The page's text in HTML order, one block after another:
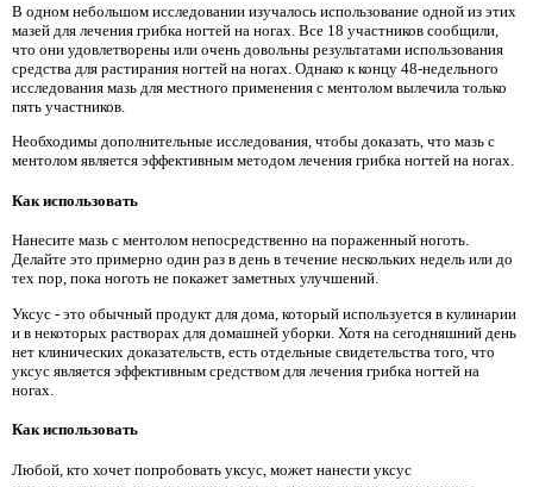
В одном небольшом исследовании изучалось использование одной из этих
мазей для лечения грибка ногтей на ногах. Все 18 участников сообщили,
что они удовлетворены или очень довольны результатами использования
средства для растирания ногтей на ногах. Однако к концу 48-недельного
исследования мазь для местного применения с ментолом вылечила только
пять участников.
Необходимы дополнительные исследования, чтобы доказать, что мазь с
ментолом является эффективным методом лечения грибка ногтей на ногах.
Как использовать
Нанесите мазь с ментолом непосредственно на пораженный ноготь.
Делайте это примерно один раз в день в течение нескольких недель или до
тех пор, пока ноготь не покажет заметных улучшений.
Уксус - это обычный продукт для дома, который используется в кулинарии
и в некоторых растворах для домашней уборки. Хотя на сегодняшний день
нет клинических доказательств, есть отдельные свидетельства того, что
уксус является эффективным средством для лечения грибка ногтей на
ногах.
Как использовать
Любой, кто хочет попробовать уксус, может нанести уксус